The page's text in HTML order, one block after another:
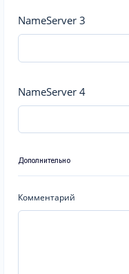
NameServer 3
NameServer 4
Дополнительно
Комментарий